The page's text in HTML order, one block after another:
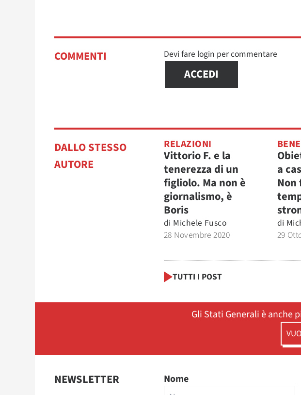
COMMENTI Devi fare login per commentare
ACCEDI
DALLO STESSO
AUTORE
RELAZIONI
Vittorio F. e la
tenerezza di un
figliolo. Ma non è
giornalismo, è
Boris
di Michele Fusco
28 Novembre 2020
a
Non
di
29
TUTTI I POST
Gli Stati Generali è
NEWSLETTER Nome